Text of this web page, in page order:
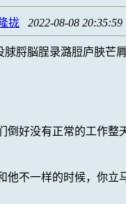
拢 2022-08-08 20:35:59
脟脳脭录潞脰庐脥芒
好没有正常的工作
不一样的时候，你